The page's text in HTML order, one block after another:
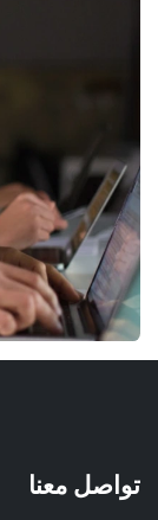
تواصل معنا